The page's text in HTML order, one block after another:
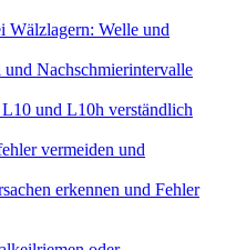
Wälzlagern: Welle und
Nachschmierintervalle
und L10h verständlich
vermeiden und
erkennen und Fehler